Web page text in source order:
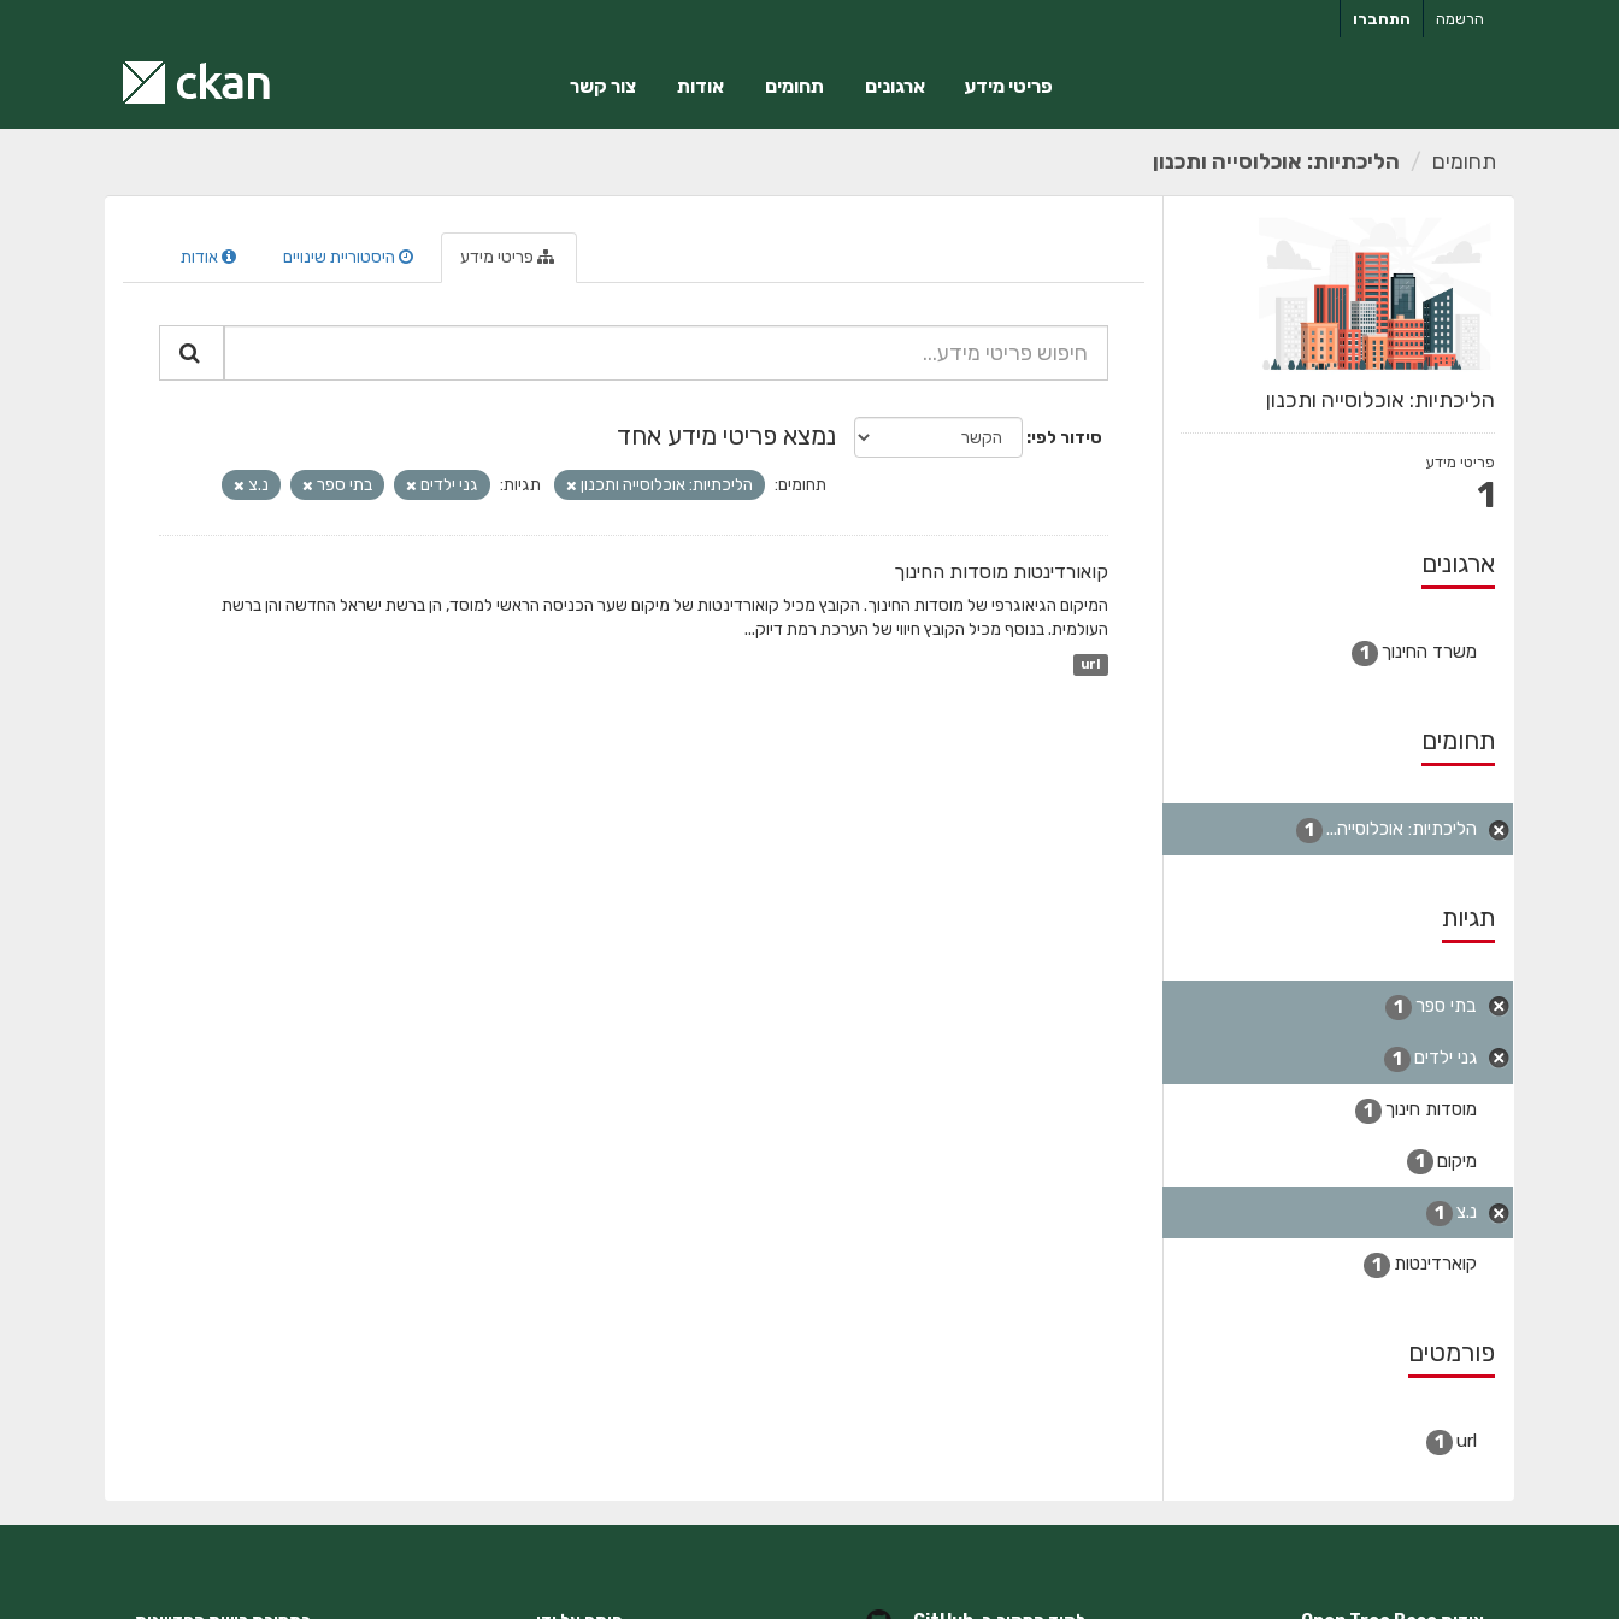
התחברו הרשמה
פריטי מידע ארגונים תחומים אודות צור קשר
תחומים הליכתיות: אוכלוסייה ותכנון
הליכתיות: אוכלוסייה ותכנון
פריטי מידע
1
ארגונים
משרד החינוך 1
תחומים
הליכתיות: אוכלוסייה... 1
תגיות
בתי ספר 1
גני ילדים 1
מוסדות חינוך 1
מיקום 1
נ.צ 1
קוארדינטות 1
פורמטים
url
1
פריטי מידע היסטוריית שינויים אודות
סידור לפי נמצא פריטי מידע אחד
תחומים: הליכתיות: אוכלוסייה ותכנון תגיות: גני ילדים בתי ספר נ.צ
קואורדינטות מוסדות החינוך
המיקום הגיאוגרפי של מוסדות החינוך. הקובץ מכיל קואורדינטות של מיקום שער הכניסה הראשי למוסד, הן ברשת ישראל החדשה והן ברשת
העולמית. בנוסף מכיל הקובץ חיווי של הערכת רמת דיוק...
url